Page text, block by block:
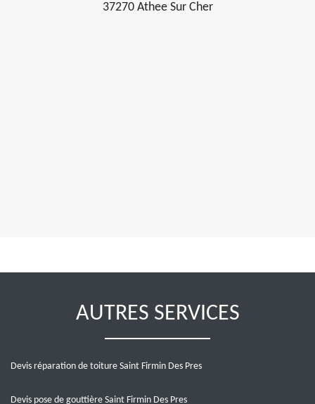
37270 Athee Sur Cher
AUTRES SERVICES
Devis réparation de toiture Saint Firmin Des Pres
Devis pose de gouttière Saint Firmin Des Pres